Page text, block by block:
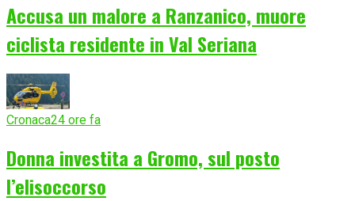
Accusa un malore a Ranzanico, muore
ciclista residente in Val Seriana
Cronaca24 ore fa
Donna investita a Gromo, sul posto
l’elisoccorso